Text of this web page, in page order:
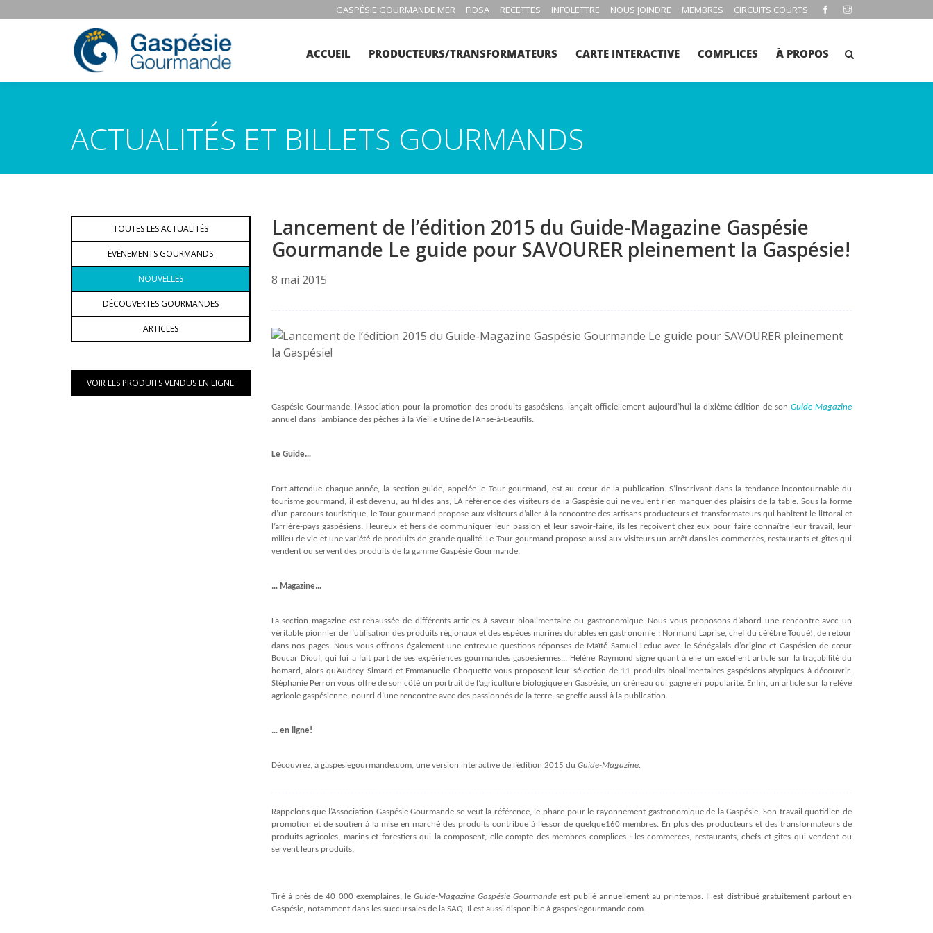
GASPÉSIE GOURMANDE MER FIDSA RECETTES INFOLETTRE NOUS JOINDRE MEMBRES CIRCUITS COURTS
ACCUEIL PRODUCTEURS/TRANSFORMATEURS CARTE INTERACTIVE COMPLICES À PROPOS
ACTUALITÉS ET BILLETS GOURMANDS
TOUTES LES ACTUALITÉS
ÉVÉNEMENTS GOURMANDS
NOUVELLES
DÉCOUVERTES GOURMANDES
ARTICLES
VOIR LES PRODUITS VENDUS EN LIGNE
Lancement de l’édition 2015 du Guide-Magazine Gaspésie
Gourmande Le guide pour SAVOURER pleinement la Gaspésie!
8 mai 2015
Gaspésie Gourmande, l’Association pour la promotion des produits gaspésiens, lançait officiellement aujourd’hui la dixième édition de sonGuide-Magazine
annuel dans l’ambiance des pêches à la Vieille Usine de l’Anse-à-Beaufils.
Le Guide…
Fort attendue chaque année, la section guide, appelée le Tour gourmand, est au cœur de la publication. S’inscrivant dans la tendance incontournable du
tourisme gourmand, il est devenu, au fil des ans, LA référence des visiteurs de la Gaspésie qui ne veulent rien manquer des plaisirs de la table. Sous la forme
d’un parcours touristique, le Tour gourmand propose aux visiteurs d’aller à la rencontre des artisans producteurs et transformateurs qui habitent le littoral et
l’arrière-pays gaspésiens. Heureux et fiers de communiquer leur passion et leur savoir-faire, ils les reçoivent chez eux pour faire connaître leur travail, leur
milieu de vie et une variété de produits de grande qualité. Le Tour gourmand propose aussi aux visiteurs un arrêt dans les commerces, restaurants et gîtes qui
vendent ou servent des produits de la gamme Gaspésie Gourmande.
… Magazine…
La section magazine est rehaussée de différents articles à saveur bioalimentaire ou gastronomique. Nous vous proposons d’abord une rencontre avec un
véritable pionnier de l’utilisation des produits régionaux et des espèces marines durables en gastronomie : Normand Laprise, chef du célèbre Toqué!, de retour
dans nos pages. Nous vous offrons également une entrevue questions-réponses de Maïté Samuel-Leduc avec le Sénégalais d’origine et Gaspésien de cœur
Boucar Diouf, qui lui a fait part de ses expériences gourmandes gaspésiennes... Hélène Raymond signe quant à elle un excellent article sur la traçabilité du
homard, alors qu’Audrey Simard et Emmanuelle Choquette vous proposent leur sélection de 11 produits bioalimentaires gaspésiens atypiques à découvrir.
Stéphanie Perron vous offre de son côté un portrait de l’agriculture biologique en Gaspésie, un créneau qui gagne en popularité. Enfin, un article sur la relève
agricole gaspésienne, nourri d’une rencontre avec des passionnés de la terre, se greffe aussi à la publication.
… en ligne!
Découvrez, à gaspesiegourmande.com, une version interactive de l’édition 2015 du Guide-Magazine.
Rappelons que l’Association Gaspésie Gourmande se veut la référence, le phare pour le rayonnement gastronomique de la Gaspésie. Son travail quotidien de
promotion et de soutien à la mise en marché des produits contribue à l’essor de quelque160 membres. En plus des producteurs et des transformateurs de
produits agricoles, marins et forestiers qui la composent, elle compte des membres complices : les commerces, restaurants, chefs et gîtes qui vendent ou
servent leurs produits.
Tiré à près de 40 000 exemplaires, le Guide-Magazine Gaspésie Gourmande est publié annuellement au printemps. Il est distribué gratuitement partout en
Gaspésie, notamment dans les succursales de la SAQ. Il est aussi disponible à gaspesiegourmande.com.